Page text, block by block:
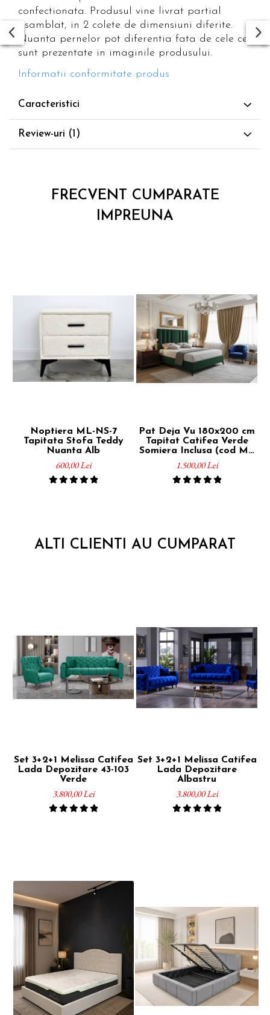
confectionata. Produsul vine livrat partial
asamblat, in 2 colete de dimensiuni diferite.
Nuanta pernelor pot diferentia fata de cele ce
sunt prezentate in imaginile produsului.
Informatii conformitate produs
Caracteristici
Review-uri (1)
FRECVENT CUMPARATE
IMPREUNA
Noptiera ML-NS-7
Tapitata Stofa Teddy
Nuanta Alb
600,00 Lei
Pat Deja Vu 180x200 cm
Tapitat Catifea Verde
Somiera Inclusa (cod ML
2005-14)
1.500,00 Lei
ALTI CLIENTI AU CUMPARAT
Set 3+2+1 Melissa Catifea
Lada Depozitare 43-103
Verde
3.800,00 Lei
Set 3+2+1 Melissa Catifea
Lada Depozitare
Albastru
3.800,00 Lei